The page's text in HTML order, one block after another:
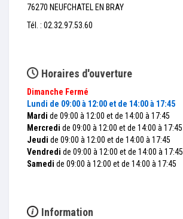
76270 NEUFCHATEL EN BRAY
Tél. : 02.32.97.53.60
Horaires d'ouverture
Dimanche Fermé
Lundi de 09:00 à 12:00 et de 14:00 à 17:45
Mardi de 09:00 à 12:00 et de 14:00 à 17:45
Mercredi de 09:00 à 12:00 et de 14:00 à 17:45
Jeudi de 09:00 à 12:00 et de 14:00 à 17:45
Vendredi de 09:00 à 12:00 et de 14:00 à 17:45
Samedi de 09:00 à 12:00 et de 14:00 à 17:45
Information